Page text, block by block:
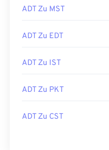
ADT Zu MST
ADT Zu EDT
ADT Zu IST
ADT Zu PKT
ADT Zu CST